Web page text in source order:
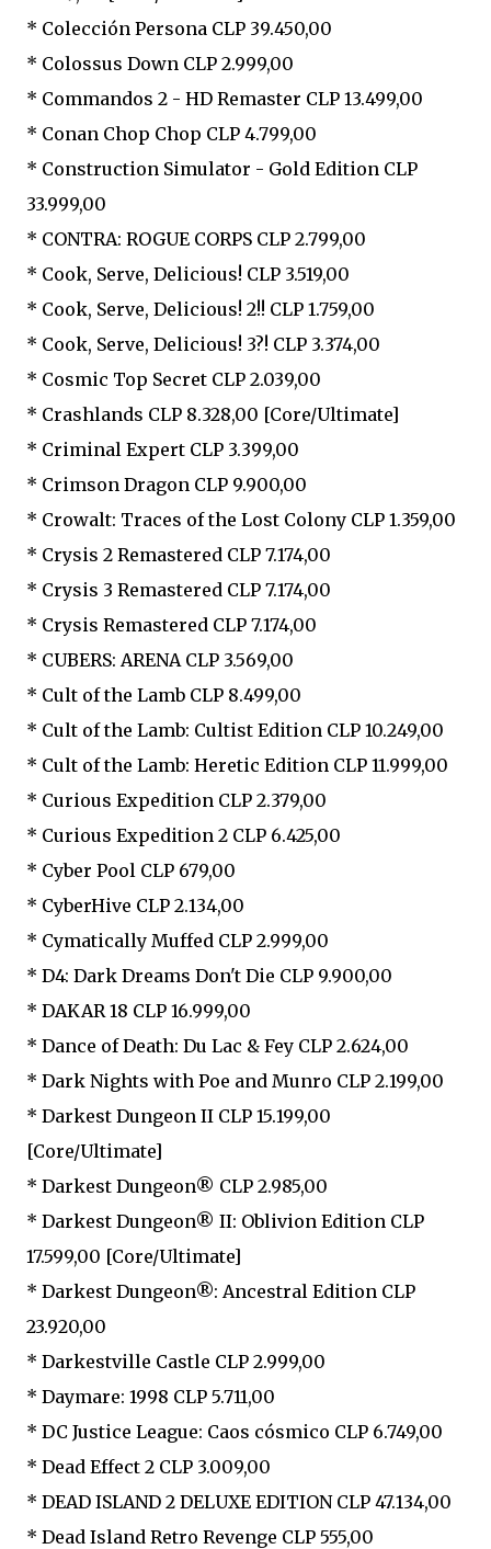
* Colección Persona CLP 39.450,00
* Colossus Down CLP 2.999,00
* Commandos 2 - HD Remaster CLP 13.499,00
* Conan Chop Chop CLP 4.799,00
* Construction Simulator - Gold Edition CLP
33.999,00
* CONTRA: ROGUE CORPS CLP 2.799,00
* Cook, Serve, Delicious! CLP 3.519,00
* Cook, Serve, Delicious! 2!! CLP 1.759,00
* Cook, Serve, Delicious! 3?! CLP 3.374,00
* Cosmic Top Secret CLP 2.039,00
* Crashlands CLP 8.328,00 [Core/Ultimate]
* Criminal Expert CLP 3.399,00
* Crimson Dragon CLP 9.900,00
* Crowalt: Traces of the Lost Colony CLP 1.359,00
* Crysis 2 Remastered CLP 7.174,00
* Crysis 3 Remastered CLP 7.174,00
* Crysis Remastered CLP 7.174,00
* CUBERS: ARENA CLP 3.569,00
* Cult of the Lamb CLP 8.499,00
* Cult of the Lamb: Cultist Edition CLP 10.249,00
* Cult of the Lamb: Heretic Edition CLP 11.999,00
* Curious Expedition CLP 2.379,00
* Curious Expedition 2 CLP 6.425,00
* Cyber Pool CLP 679,00
* CyberHive CLP 2.134,00
* Cymatically Muffed CLP 2.999,00
* D4: Dark Dreams Don't Die CLP 9.900,00
* DAKAR 18 CLP 16.999,00
* Dance of Death: Du Lac & Fey CLP 2.624,00
* Dark Nights with Poe and Munro CLP 2.199,00
* Darkest Dungeon II CLP 15.199,00
[Core/Ultimate]
* Darkest Dungeon® CLP 2.985,00
* Darkest Dungeon® II: Oblivion Edition CLP
17.599,00 [Core/Ultimate]
* Darkest Dungeon®: Ancestral Edition CLP
23.920,00
* Darkestville Castle CLP 2.999,00
* Daymare: 1998 CLP 5.711,00
* DC Justice League: Caos cósmico CLP 6.749,00
* Dead Effect 2 CLP 3.009,00
* DEAD ISLAND 2 DELUXE EDITION CLP 47.134,00
* Dead Island Retro Revenge CLP 555,00